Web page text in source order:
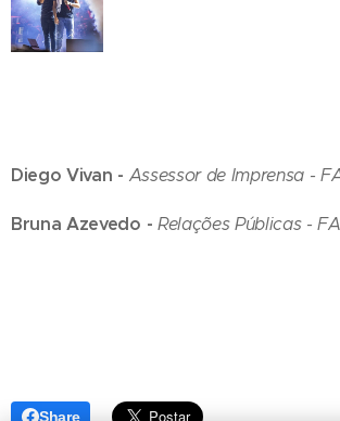
Diego Vivan - Assessor de Imprensa -
Bruna Azevedo - Relações Públicas -
Share